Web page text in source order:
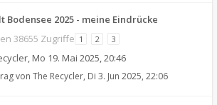
Bodensee 2025 - meine Eindrücke
38655 Zugriffe 1 2 3
, Mo 19. Mai 2025, 20:46
von The Recycler, Di 3. Jun 2025, 22:06